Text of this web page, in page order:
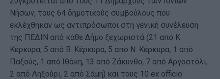
Νήσων, τους 64 δημοτικούς συμβούλους που
εκλέχθηκαν ως αντιπρόσωποι στη γενική συνέλευση
της ΠΕΔΙΝ από κάθε Δήμο ξεχωριστά (21 από Κ.
Κέρκυρα, 5 από Β. Κέρκυρα, 5 από Ν. Κέρκυρα, 1 από
Παξούς, 1 από Ιθάκη, 13 από Ζάκυνθο, 7 από Αργοστόλι,
2 από Ληξούρι, 2 από Σάμη) και τους 10 ex officio